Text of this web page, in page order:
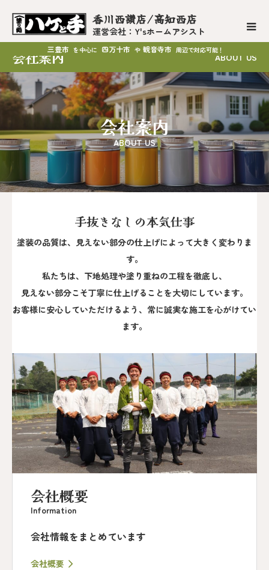
香川西讃店/高知西店
運営会社：Y'sホームアシスト
三豊市 を中心に 四万十市 や 観音寺市 周辺で対応可能！
会社案内 ABOUT US
会社案内
ABOUT US
手抜きなしの本気仕事
塗装の品質は、見えない部分の仕上げによって大きく変わりま
す。
私たちは、下地処理や塗り重ねの工程を徹底し、
見えない部分こそ丁寧に仕上げることを大切にしています。
お客様に安心していただけるよう、常に誠実な施工を心がけてい
ます。
会社概要
Information
会社情報をまとめています
会社概要